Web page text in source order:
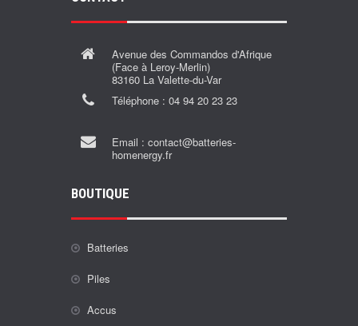
Avenue des Commandos d'Afrique
(Face à Leroy-Merlin)
83160 La Valette-du-Var
Téléphone : 04 94 20 23 23
Email : contact@batteries-
homenergy.fr
BOUTIQUE
Batteries
Piles
Accus